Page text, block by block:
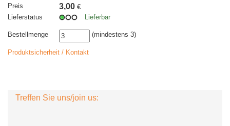
Preis
3,00 €
Lieferstatus
Lieferbar
Bestellmenge (mindestens 3)
Produktsicherheit / Kontakt
Treffen Sie uns/join us: